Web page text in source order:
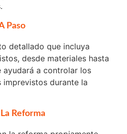
Paso
detallado que incluya
desde materiales hasta
ayudará a controlar los
durante la
Reforma